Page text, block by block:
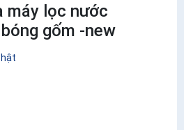
máy lọc nước
gốm -new